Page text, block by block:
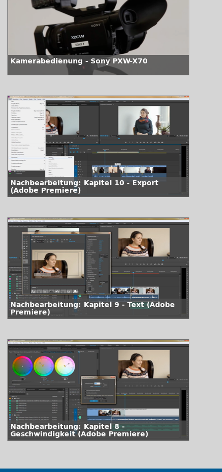
Kamerabedienung - Sony PXW-X70
Nachbearbeitung: Kapitel 10 - Export
(Adobe Premiere)
Nachbearbeitung: Kapitel 9 - Text (Adobe
Premiere)
Nachbearbeitung: Kapitel 8 -
Geschwindigkeit (Adobe Premiere)